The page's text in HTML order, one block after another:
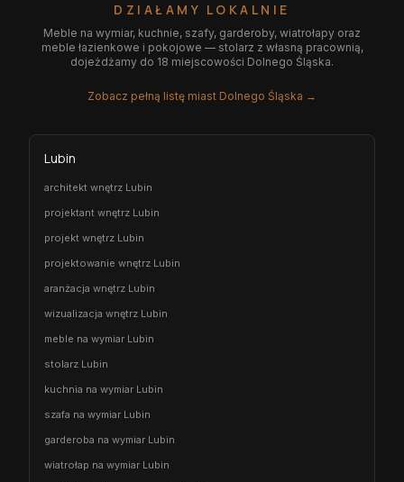
DZIAŁAMY LOKALNIE
Meble na wymiar, kuchnie, szafy, garderoby, wiatrołapy oraz
meble łazienkowe i pokojowe — stolarz z własną pracownią,
dojeżdżamy do 18 miejscowości Dolnego Śląska.
Zobacz pełną listę miast Dolnego Śląska →
Lubin
architekt wnętrz Lubin
projektant wnętrz Lubin
projekt wnętrz Lubin
projektowanie wnętrz Lubin
aranżacja wnętrz Lubin
wizualizacja wnętrz Lubin
meble na wymiar Lubin
stolarz Lubin
kuchnia na wymiar Lubin
szafa na wymiar Lubin
garderoba na wymiar Lubin
wiatrołap na wymiar Lubin